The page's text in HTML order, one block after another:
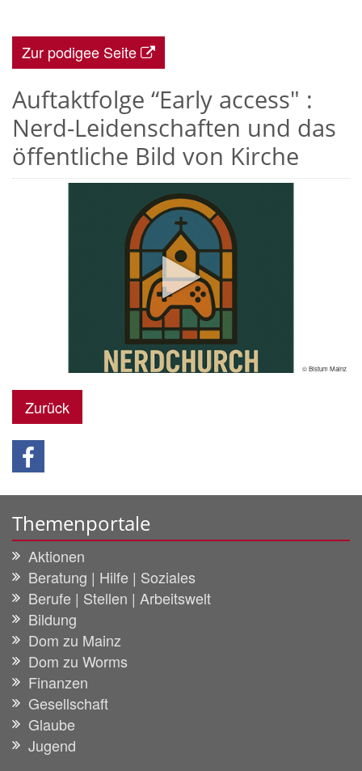
Zur podigee Seite
Auftaktfolge “Early access" :
Nerd-Leidenschaften und das
öffentliche Bild von Kirche
© Bistum Mainz
Zurück
Themenportale
Aktionen
Beratung | Hilfe | Soziales
Berufe | Stellen | Arbeitswelt
Bildung
Dom zu Mainz
Dom zu Worms
Finanzen
Gesellschaft
Glaube
Jugend